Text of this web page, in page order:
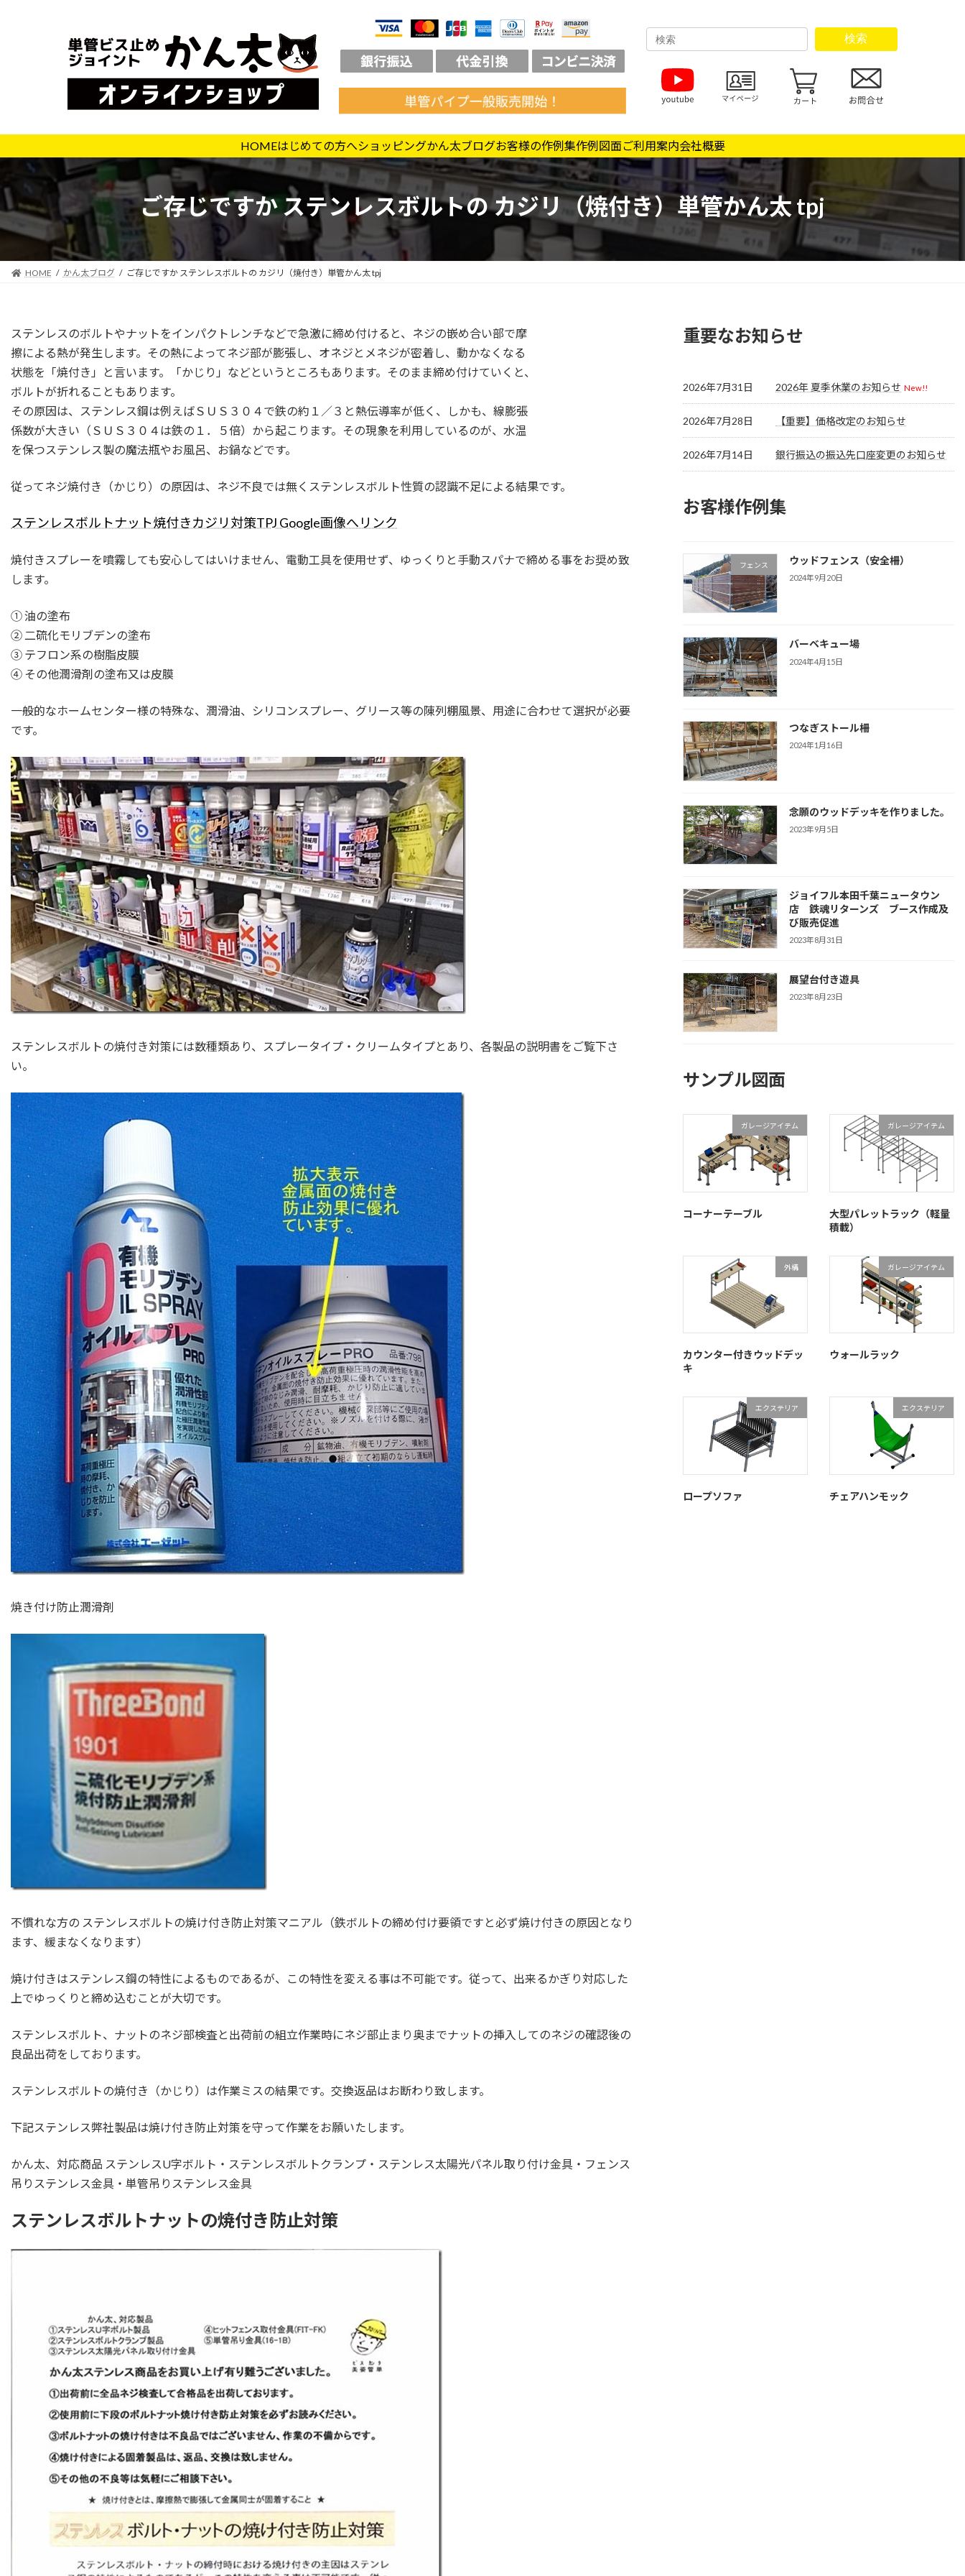
検索
HOMEはじめての方へショッピングかん太ブログお客様の作例集作例図面ご利用案内会社概要
ご存じですか ステンレスボルトの カジリ（焼付き）単管かん太 tpj
HOME かん太ブログ ご存じですか ステンレスボルトの カジリ（焼付き）単管かん太 tpj
ステンレスのボルトやナットをインパクトレンチなどで急激に締め付けると、ネジの嵌め合い部で摩
擦による熱が発生します。その熱によってネジ部が膨張し、オネジとメネジが密着し、動かなくなる
状態を「焼付き」と言います。「かじり」などというところもあります。そのまま締め付けていくと、
ボルトが折れることもあります。
その原因は、ステンレス鋼は例えばＳＵＳ３０４で鉄の約１／３と熱伝導率が低く、しかも、線膨張
係数が大きい（ＳＵＳ３０４は鉄の１．５倍）から起こります。その現象を利用しているのが、水温
を保つステンレス製の魔法瓶やお風呂、お鍋などです。
従ってネジ焼付き（かじり）の原因は、ネジ不良では無くステンレスボルト性質の認識不足による結果です。
ステンレスボルトナット焼付きカジリ対策TPJ Google画像へリンク
焼付きスプレーを噴霧しても安心してはいけません、電動工具を使用せず、ゆっくりと手動スパナで締める事をお奨め致
します。
① 油の塗布
② 二硫化モリブデンの塗布
③ テフロン系の樹脂皮膜
④ その他潤滑剤の塗布又は皮膜
一般的なホームセンター様の特殊な、潤滑油、シリコンスプレー、グリース等の陳列棚風景、用途に合わせて選択が必要
です。
ステンレスボルトの焼付き対策には数種類あり、スプレータイプ・クリームタイプとあり、各製品の説明書をご覧下さ
い。
焼き付け防止潤滑剤
不慣れな方の ステンレスボルトの焼け付き防止対策マニアル（鉄ボルトの締め付け要領ですと必ず焼け付きの原因となり
ます、緩まなくなります）
焼け付きはステンレス鋼の特性によるものであるが、この特性を変える事は不可能です。従って、出来るかぎり対応した
上でゆっくりと締め込むことが大切です。
ステンレスボルト、ナットのネジ部検査と出荷前の組立作業時にネジ部止まり奥までナットの挿入してのネジの確認後の
良品出荷をしております。
ステンレスボルトの焼付き（かじり）は作業ミスの結果です。交換返品はお断わり致します。
下記ステンレス弊社製品は焼け付き防止対策を守って作業をお願いたします。
かん太、対応商品 ステンレスU字ボルト・ステンレスボルトクランプ・ステンレス太陽光パネル取り付け金具・フェンス
吊りステンレス金具・単管吊りステンレス金具
ステンレスボルトナットの焼付き防止対策
重要なお知らせ
2026年7月31日 2026年 夏季休業のお知らせ New!!
2026年7月28日 【重要】価格改定のお知らせ
2026年7月14日 銀行振込の振込先口座変更のお知らせ
お客様作例集
フェンス ウッドフェンス（安全柵）
2024年9月20日
バーベキュー場
2024年4月15日
つなぎストール柵
2024年1月16日
念願のウッドデッキを作りました。
2023年9月5日
ジョイフル本田千葉ニュータウン
店 鉄魂リターンズ ブース作成及
び販売促進
2023年8月31日
展望台付き遊具
2023年8月23日
サンプル図面
ガレージアイテム
コーナーテーブル
ガレージアイテム
大型パレットラック（軽量
積載）
外構
カウンター付きウッドデッ
キ
ガレージアイテム
ウォールラック
エクステリア
ロープソファ
エクステリア
チェアハンモック